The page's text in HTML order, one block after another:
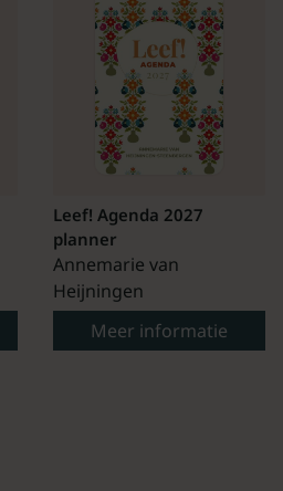
Leef! Agenda 2027
planner
Annemarie van
Heijningen
Meer informatie